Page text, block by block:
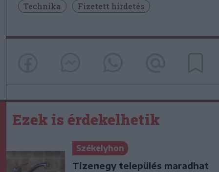
Technika Fizetett hirdetés
Ezek is érdekelhetik
Székelyhon
Tizenegy település maradhat